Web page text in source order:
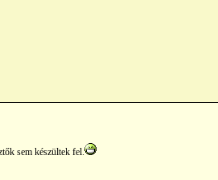
sem készültek fel.